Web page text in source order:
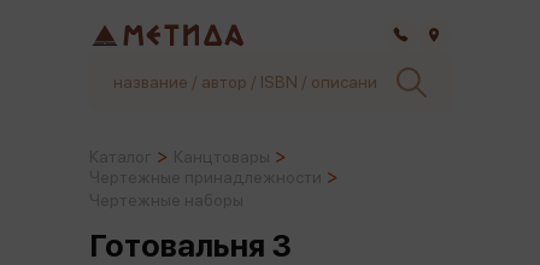
Готовальня 3